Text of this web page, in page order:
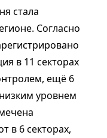
стала
Согласно
в 11 секторах
ещё 6
уровнем
в 6 секторах,